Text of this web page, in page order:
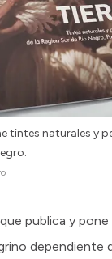
tintes naturales y
publica y
dependiente